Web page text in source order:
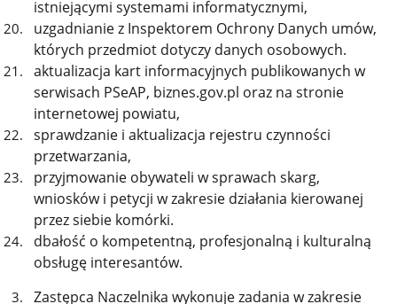
istniejącymi systemami informatycznymi,
uzgadnianie z Inspektorem Ochrony Danych umów,
których przedmiot dotyczy danych osobowych.
aktualizacja kart informacyjnych publikowanych w
serwisach PSeAP, biznes.gov.pl oraz na stronie
internetowej powiatu,
sprawdzanie i aktualizacja rejestru czynności
przetwarzania,
przyjmowanie obywateli w sprawach skarg,
wniosków i petycji w zakresie działania kierowanej
przez siebie komórki.
dbałość o kompetentną, profesjonalną i kulturalną
obsługę interesantów.
Zastępca Naczelnika wykonuje zadania w zakresie